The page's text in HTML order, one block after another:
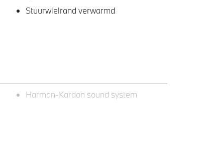
Stuurwielrand verwarmd
Harman-Kardon sound system